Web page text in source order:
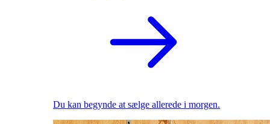
Du kan begynde at sælge allerede i morgen.